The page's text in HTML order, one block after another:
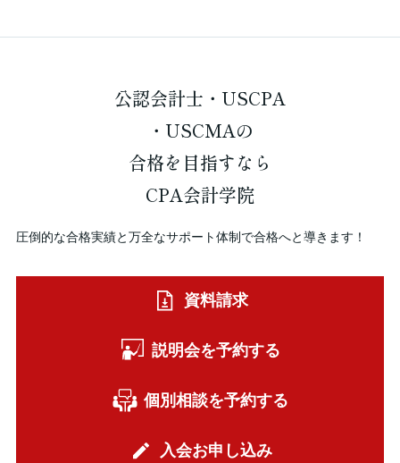
公認会計士・USCPA
・USCMAの
合格を 目指すなら
CPA会計学院
圧倒的な合格実績と万全なサポート体制で合格へと導きます！
資料請求
説明会を予約する
個別相談を予約する
入会お申し込み